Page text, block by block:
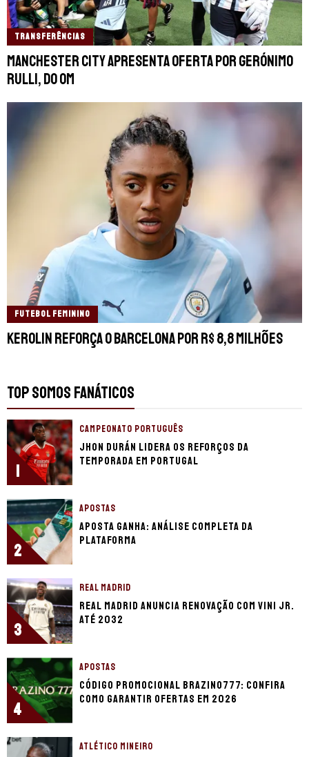
TRANSFERÊNCIAS
Manchester City apresenta oferta por Gerónimo
Rulli, do OM
FUTEBOL FEMININO
Kerolin reforça o Barcelona por R$ 8,8 milhões
TOP SOMOS FANÁTICOS
1
CAMPEONATO PORTUGUÊS
Jhon Durán lidera os reforços da
temporada em Portugal
2
APOSTAS
Aposta Ganha: análise completa da
plataforma
3
REAL MADRID
Real Madrid anuncia renovação com Vini Jr.
até 2032
4
APOSTAS
Código promocional Brazino777: confira
como garantir ofertas em 2026
ATLÉTICO MINEIRO